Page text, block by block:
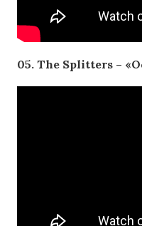
05. The Splitters –